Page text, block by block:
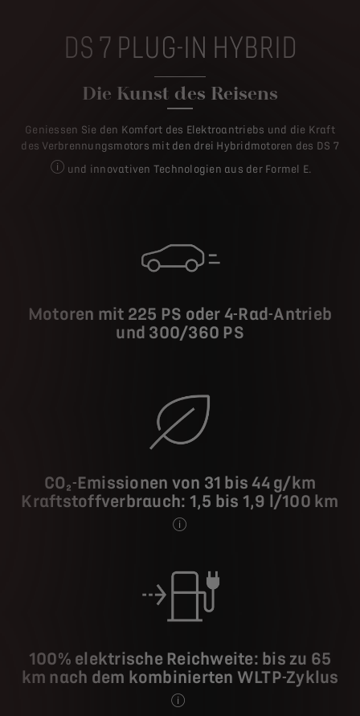
DS 7 PLUG-IN HYBRID
Die Kunst des Reisens
Geniessen Sie den Komfort des Elektroantriebs und die Kraft
des Verbrennungsmotors mit den drei Hybridmotoren des DS 7
und innovativen Technologien aus der Formel E.
Motoren mit 225 PS oder 4-Rad-Antrieb
und 300/360 PS
CO₂-Emissionen von 31 bis 44 g/km
Kraftstoffverbrauch: 1,5 bis 1,9 l/100 km
100% elektrische Reichweite: bis zu 65
km nach dem kombinierten WLTP-Zyklus